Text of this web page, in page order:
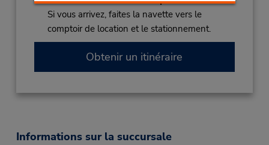
Si vous arrivez, faites la navette vers le
comptoir de location et le stationnement.
Obtenir un itinéraire
Informations sur la succursale